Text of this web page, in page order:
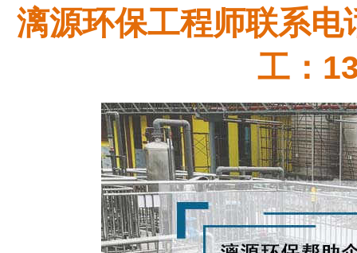
漓源环保工程师联系
工：